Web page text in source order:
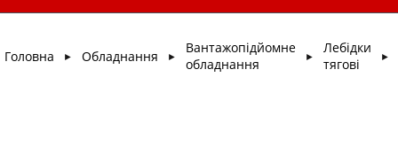
Головна ► Обладнання ►
Вантажопідйомне
обладнання
►
Лебідки
тягові
►